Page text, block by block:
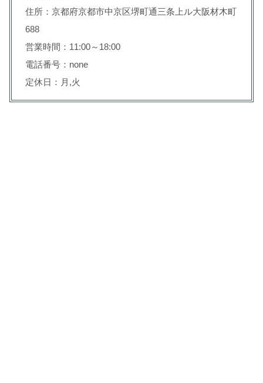
住所：京都府京都市中京区堺町通三条上ル大阪材木町
688
営業時間：11:00～18:00
電話番号：none
定休日：月,火